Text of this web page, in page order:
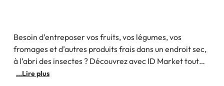
Besoin d’entreposer vos fruits, vos légumes, vos
fromages et d’autres produits frais dans un endroit sec,
à l’abri des insectes ? Découvrez avec ID Market tout
l’intérêt du garde-manger. Ce petit meuble de
...Lire plus